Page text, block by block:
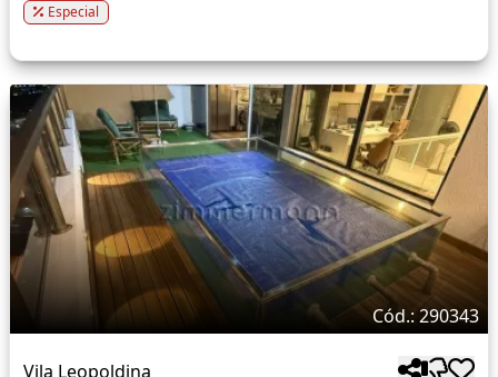
Especial
Cód.: 290343
Vila Leopoldina